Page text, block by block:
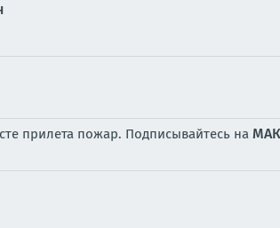
прилета пожар. Подписывайтесь на